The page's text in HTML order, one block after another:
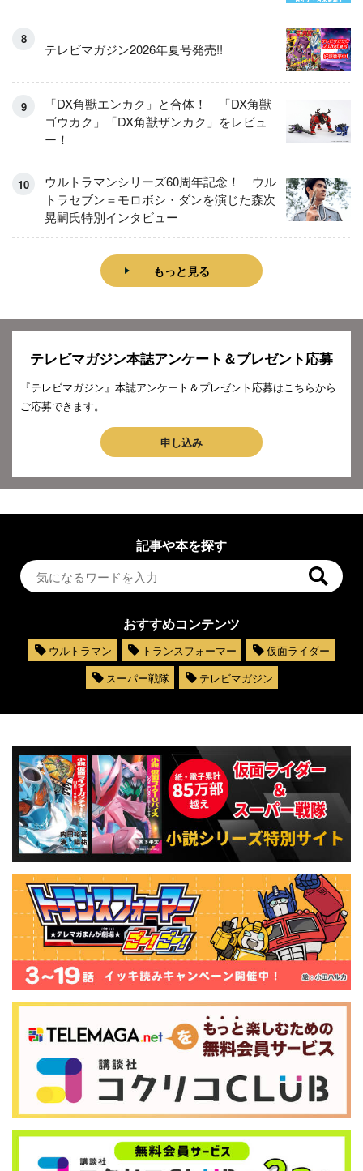
テレビマガジン2026年夏号発売!!
「DX角獣エンカク」と合体！ 「DX角獣
ゴウカク」「DX角獣ザンカク」をレビュ
ー！
ウルトラマンシリーズ60周年記念！ ウル
トラセブン＝モロボシ・ダンを演じた森次
晃嗣氏特別インタビュー
もっと見る
テレビマガジン本誌アンケート＆プレゼント応募
『テレビマガジン』本誌アンケート＆プレゼント応募はこちらから
ご応募できます。
申し込み
記事や本を探す
おすすめコンテンツ
ウルトラマン トランスフォーマー
仮面ライダー
スーパー戦隊
テレビマガジン